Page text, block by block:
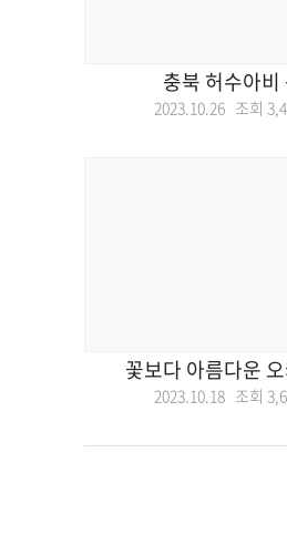
충북 허수아비
2023.10.26 조회
꽃보다 아름다운
2023.10.18 조회